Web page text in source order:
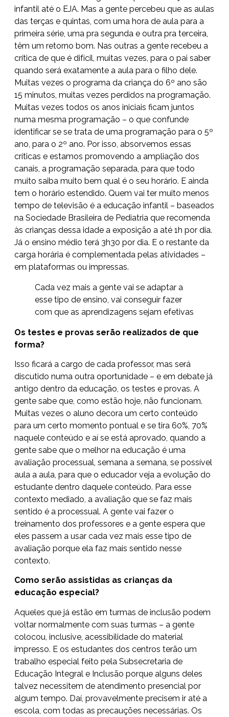
infantil até o EJA. Mas a gente percebeu que as aulas
das terças e quintas, com uma hora de aula para a
primeira série, uma pra segunda e outra pra terceira,
têm um retorno bom. Nas outras a gente recebeu a
crítica de que é difícil, muitas vezes, para o pai saber
quando será exatamente a aula para o filho dele.
Muitas vezes o programa da criança do 6º ano são
15 minutos, muitas vezes perdidos na programação.
Muitas vezes todos os anos iniciais ficam juntos
numa mesma programação – o que confunde
identificar se se trata de uma programação para o 5º
ano, para o 2º ano. Por isso, absorvemos essas
críticas e estamos promovendo a ampliação dos
canais, a programação separada, para que todo
muito saiba muito bem qual é o seu horário. E ainda
tem o horário estendido. Quem vai ter muito menos
tempo de televisão é a educação infantil – baseados
na Sociedade Brasileira de Pediatria que recomenda
às crianças dessa idade a exposição a até 1h por dia.
Já o ensino médio terá 3h30 por dia. E o restante da
carga horária é complementada pelas atividades –
em plataformas ou impressas.
Cada vez mais a gente vai se adaptar a
esse tipo de ensino, vai conseguir fazer
com que as aprendizagens sejam efetivas
Os testes e provas serão realizados de que
forma?
Isso ficará a cargo de cada professor, mas será
discutido numa outra oportunidade – e em debate já
antigo dentro da educação, os testes e provas. A
gente sabe que, como estão hoje, não funcionam.
Muitas vezes o aluno decora um certo conteúdo
para um certo momento pontual e se tira 60%, 70%
naquele conteúdo e aí se está aprovado, quando a
gente sabe que o melhor na educação é uma
avaliação processual, semana a semana, se possível
aula a aula, para que o educador veja a evolução do
estudante dentro daquele conteúdo. Para esse
contexto mediado, a avaliação que se faz mais
sentido é a processual. A gente vai fazer o
treinamento dos professores e a gente espera que
eles passem a usar cada vez mais esse tipo de
avaliação porque ela faz mais sentido nesse
contexto.
Como serão assistidas as crianças da
educação especial?
Aqueles que já estão em turmas de inclusão podem
voltar normalmente com suas turmas – a gente
colocou, inclusive, acessibilidade do material
impresso. E os estudantes dos centros terão um
trabalho especial feito pela Subsecretaria de
Educação Integral e Inclusão porque alguns deles
talvez necessitem de atendimento presencial por
algum tempo. Daí, provavelmente precisem ir até a
escola, com todas as precauções necessárias. Os